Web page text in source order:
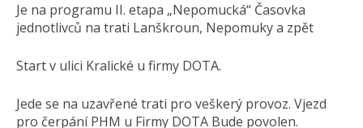
Je na programu II. etapa „Nepomucká“ Časovka
jednotlivců na trati Lanškroun, Nepomuky a zpět
Start v ulici Kralické u firmy DOTA.
Jede se na uzavřené trati pro veškerý provoz. Vjezd
pro čerpání PHM u Firmy DOTA Bude povolen.